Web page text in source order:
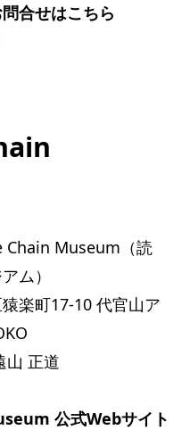
合せはこちら
Museum（読
ム）
町17-10 代官山ア
正道
公式Webサイト